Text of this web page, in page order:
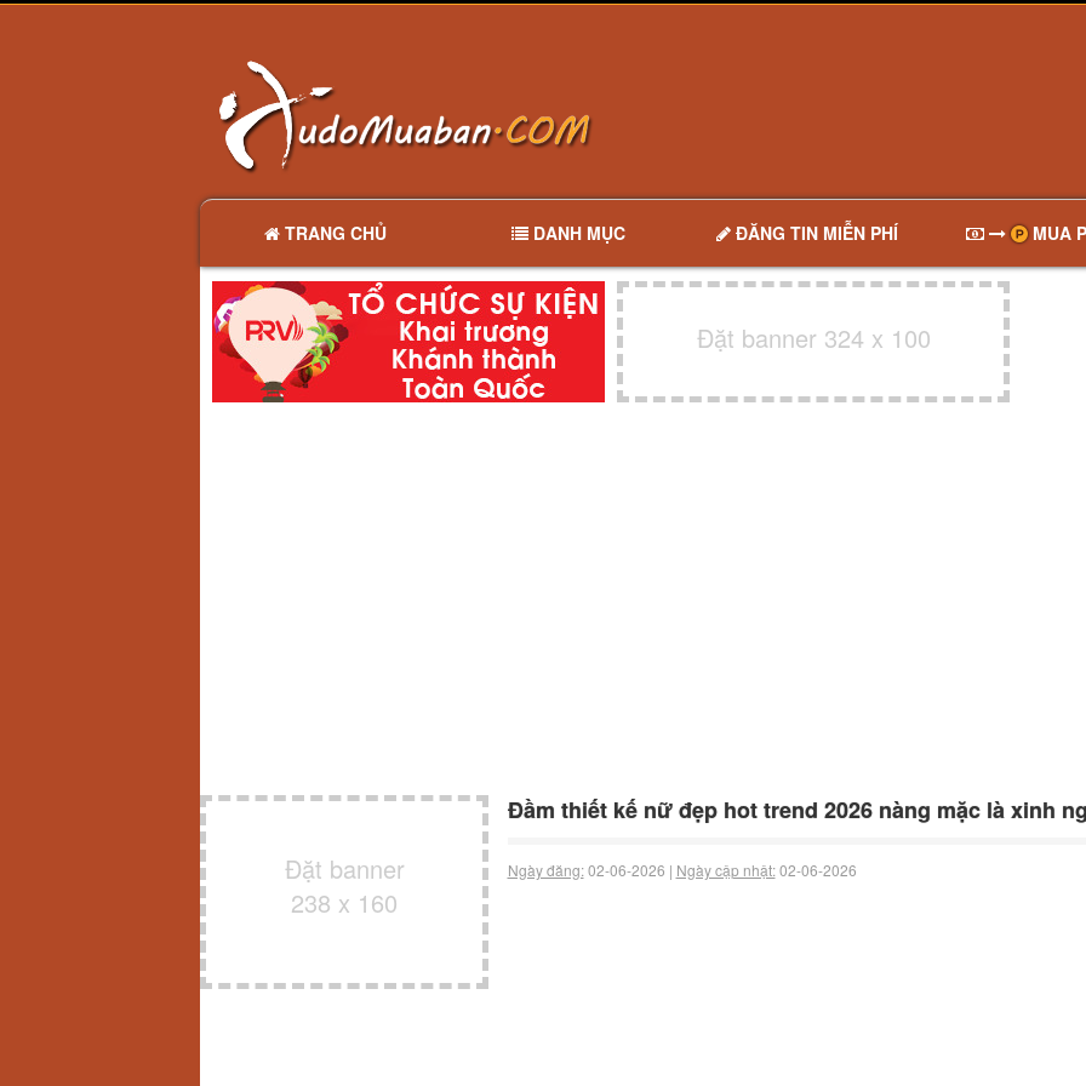
TRANG CHỦ DANH MỤC ĐĂNG TIN MIỄN PHÍ MUA
Đặt banner 324 x 100
Đặt banner
238 x 160
Đầm thiết kế nữ đẹp hot trend 2026 nàng mặc là xinh
Ngày đăng:02-06-2026 | Ngày cập nhật:02-06-2026